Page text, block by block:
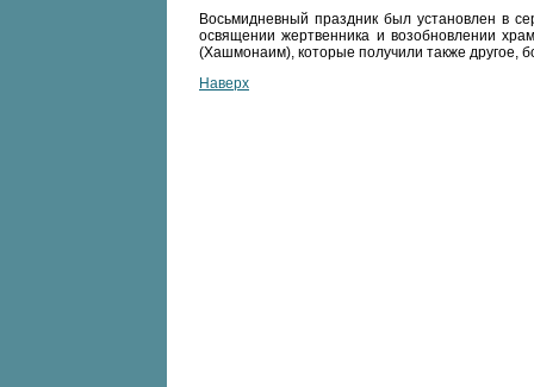
Восьмидневный праздник был установлен в
освящении жертвенника и возобновлении
(Хашмонаим), которые получили также другое,
Наверх